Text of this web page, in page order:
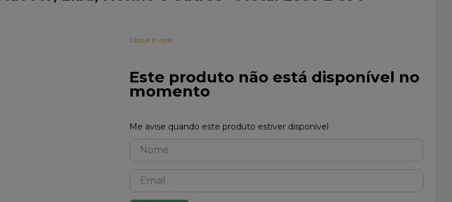
Clique e veja!
Este produto não está disponível no
momento